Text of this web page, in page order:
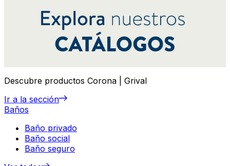
Descubre productos Corona | Grival
Ir a la sección
Baños
Baño privado
Baño social
Baño seguro